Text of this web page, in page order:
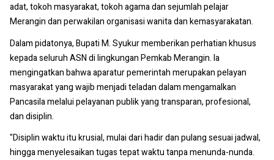
adat, tokoh masyarakat, tokoh agama dan sejumlah pelajar
Merangin dan perwakilan organisasi wanita dan kemasyarakatan.
Dalam pidatonya, Bupati M. Syukur memberikan perhatian khusus
kepada seluruh ASN di lingkungan Pemkab Merangin. Ia
mengingatkan bahwa aparatur pemerintah merupakan pelayan
masyarakat yang wajib menjadi teladan dalam mengamalkan
Pancasila melalui pelayanan publik yang transparan, profesional,
dan disiplin.
"Disiplin waktu itu krusial, mulai dari hadir dan pulang sesuai jadwal,
hingga menyelesaikan tugas tepat waktu tanpa menunda-nunda.